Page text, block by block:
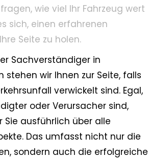
wie viel Ihr Fahrzeug wert
sich, einen erfahrenen
Seite zu holen.
Sachverständiger in
stehen wir Ihnen zur Seite, falls
verwickelt sind. Egal,
oder Verursacher sind,
Sie ausführlich über alle
Das umfasst nicht nur die
sondern auch die erfolgreiche